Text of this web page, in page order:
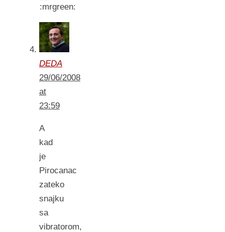
DEDA
29/06/2008
at
23:59
A
kad
je
Pirocanac
zateko
snajku
sa
vibratorom,